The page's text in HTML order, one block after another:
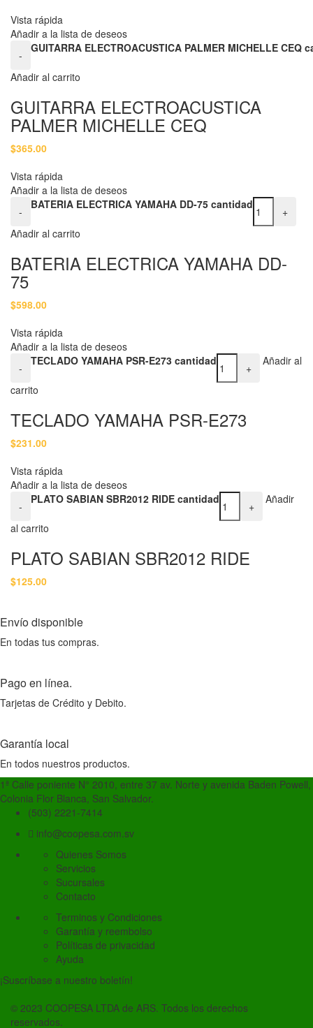
Vista rápida
Añadir a la lista de deseos
-
GUITARRA ELECTROACUSTICA PALMER MICHELLE CEQ
Añadir al carrito
GUITARRA ELECTROACUSTICA
PALMER MICHELLE CEQ
$365.00
Vista rápida
Añadir a la lista de deseos
-
BATERIA ELECTRICA YAMAHA DD-75 cantidad
+
Añadir al carrito
BATERIA ELECTRICA YAMAHA DD-
75
$598.00
Vista rápida
Añadir a la lista de deseos
-
TECLADO YAMAHA PSR-E273 cantidad
+
Añadir al
carrito
TECLADO YAMAHA PSR-E273
$231.00
Vista rápida
Añadir a la lista de deseos
-
PLATO SABIAN SBR2012 RIDE cantidad
+
Añadir
al carrito
PLATO SABIAN SBR2012 RIDE
$125.00
Envío disponible
En todas tus compras.
Pago en línea.
Tarjetas de Crédito y Debito.
Garantía local
En todos nuestros productos.
1ª Calle poniente N° 2010, entre 37 av. Norte y avenida Baden Powell,
Colonia Flor Blanca, San Salvador.
(503) 2221-7414
info@coopesa.com.sv
Quienes Somos
Servicios
Sucursales
Contacto
Terminos y Condiciones
Garantía y reembolso
Políticas de privacidad
Ayuda
¡Suscríbase a nuestro boletín!
© 2023 COOPESA LTDA de ARS. Todos los derechos
reservados.